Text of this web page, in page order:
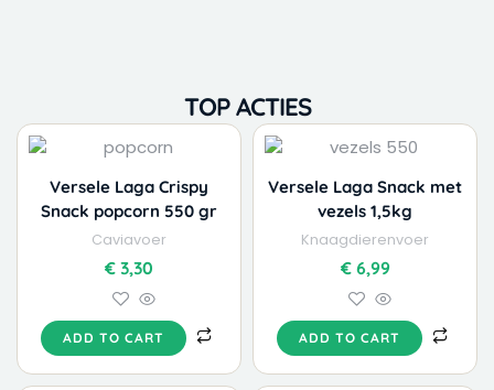
TOP ACTIES
Versele Laga Crispy
Snack popcorn 550 gr
Caviavoer
€ 3,30
ADD TO CART
Versele Laga Snack met
vezels 1,5kg
Knaagdierenvoer
€6,99
ADD TO CART